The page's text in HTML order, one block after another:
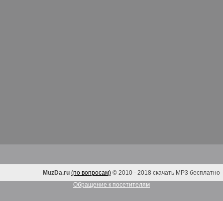
MuzDa.ru (по вопросам) © 2010 - 2018 скачать MP3 бесплатно
Обращение к посетителям